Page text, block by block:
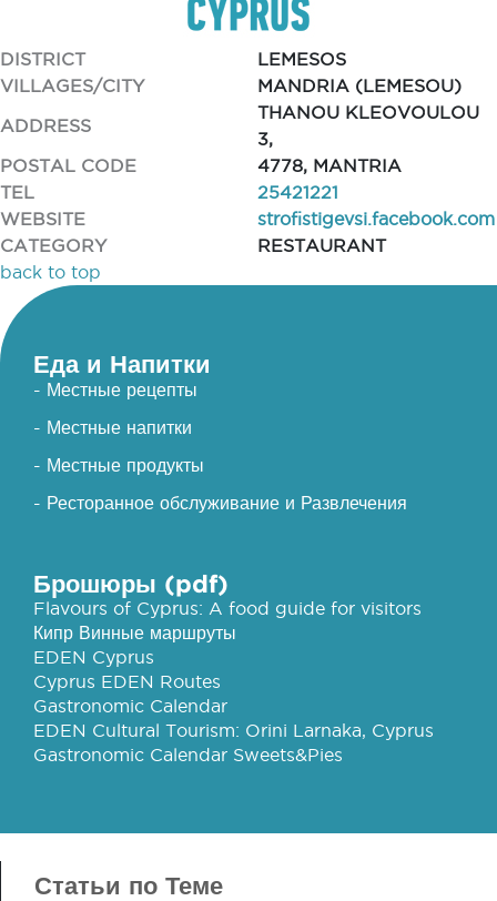
DISTRICT
LEMESOS
VILLAGES/CITY
MANDRIA (LEMESOU)
ADDRESS
THANOU KLEOVOULOU
3,
POSTAL CODE
4778, MANTRIA
TEL
25421221
WEBSITE
strofistigevsi.facebook.com
CATEGORY
RESTAURANT
back to top
Еда и Напитки
- Местные рецепты
- Местные напитки
- Местные продукты
- Ресторанное обслуживание и Развлечения
Брошюры (pdf)
Flavours of Cyprus: A food guide for visitors
Кипр Винные маршруты
EDEN Cyprus
Cyprus EDEN Routes
Gastronomic Calendar
EDEN Cultural Tourism: Orini Larnaka, Cyprus
Gastronomic Calendar Sweets&Pies
Статьи по Теме